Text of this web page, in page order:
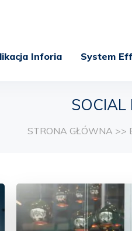
Inforia System
SOCIAL
STRONA GŁÓWNA >>